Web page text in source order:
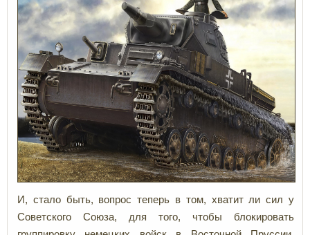
И, стало быть, вопрос теперь в том, хватит ли сил у
Советского Союза, для того, чтобы блокировать